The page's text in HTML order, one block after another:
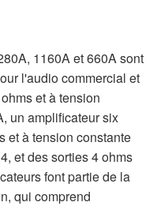
1160A et 660A sont
l'audio commercial et
et à tension
un amplificateur six
et à tension constante
et des sorties 4 ohms
font partie de la
qui comprend